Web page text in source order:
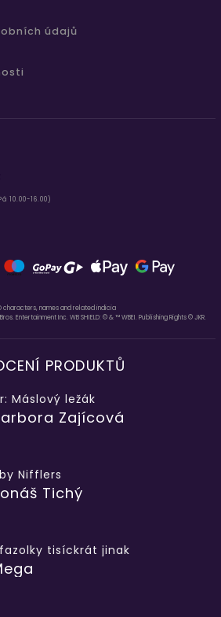
údajů
10.00-16.00)
characters, names and related indicia
Entertainment Inc. WB SHIELD: © & ™ WBEI. Publishing Rights © JKR.
PRODUKTŮ
Máslový ležák
Zajícová
Nifflers
Tichý
tisíckrát jinak